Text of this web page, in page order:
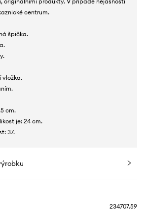
centrum.
špička.
vložka.
cm.
je: 24 cm.
37.
234707.59